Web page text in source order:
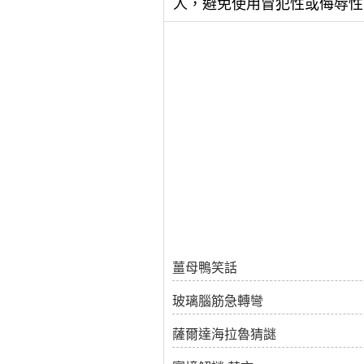
人，避免使用冒犯性或侮辱
薑母鴨笑話
玻璃腦筋急轉彎
薩爾達海拉魯猜謎